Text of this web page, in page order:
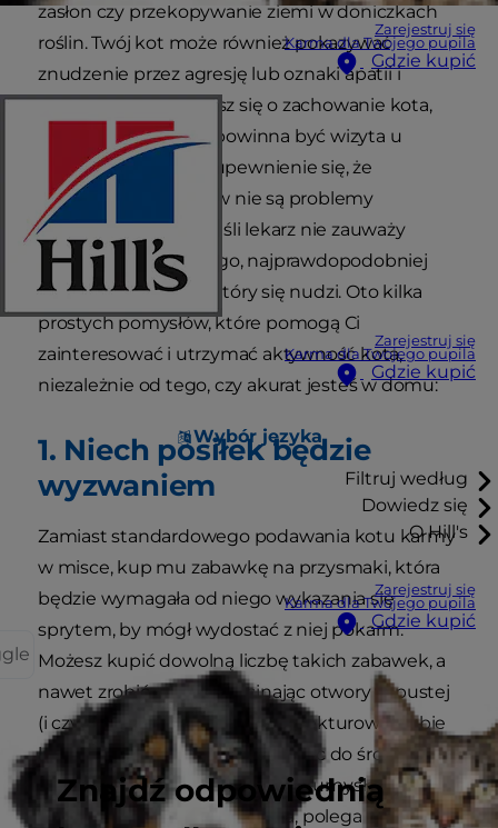
Zarejestruj się
Karma dla Twojego pupila
Gdzie kupić
Zarejestruj się
Karma dla Twojego pupila
Gdzie kupić
Wybór języka
Filtruj według
Dowiedz się
O Hill's
Zarejestruj się
Karma dla Twojego pupila
Gdzie kupić
Znajdź odpowiednią
zasłon czy przekopywanie ziemi w doniczkach
roślin. Twój kot może również pokazywać
znudzenie przez agresję lub oznaki apatii i
depresji. Jeśli martwisz się o zachowanie kota,
pierwszym krokiem powinna być wizyta u
lekarza weterynarii i upewnienie się, że
przyczyną problemów nie są problemy
zdrowotne. Jednak jeśli lekarz nie zauważy
niczego niepokojącego, najprawdopodobniej
masz w domu kota, który się nudzi. Oto kilka
prostych pomysłów, które pomogą Ci
zainteresować i utrzymać aktywność kota,
niezależnie od tego, czy akurat jesteś w domu:
1. Niech posiłek będzie
wyzwaniem
Zamiast standardowego podawania kotu karmy
w misce, kup mu zabawkę na przysmaki, która
będzie wymagała od niego wykazania się
sprytem, by mógł wydostać z niej pokarm.
Możesz kupić dowolną liczbę takich zabawek, a
nawet zrobić własną, wycinając otwory w pustej
(i czystej) plastikowej butelce, tekturowej tubie
lub innym pojemniku i wkładając do środka
kocie chrupki. Kolejna kocia gra umysłowa, która
jest prosta do zorganizowania, polega na ukryciu